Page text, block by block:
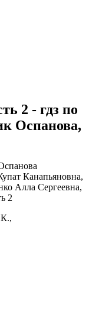
2 - гдз по
Оспанова,